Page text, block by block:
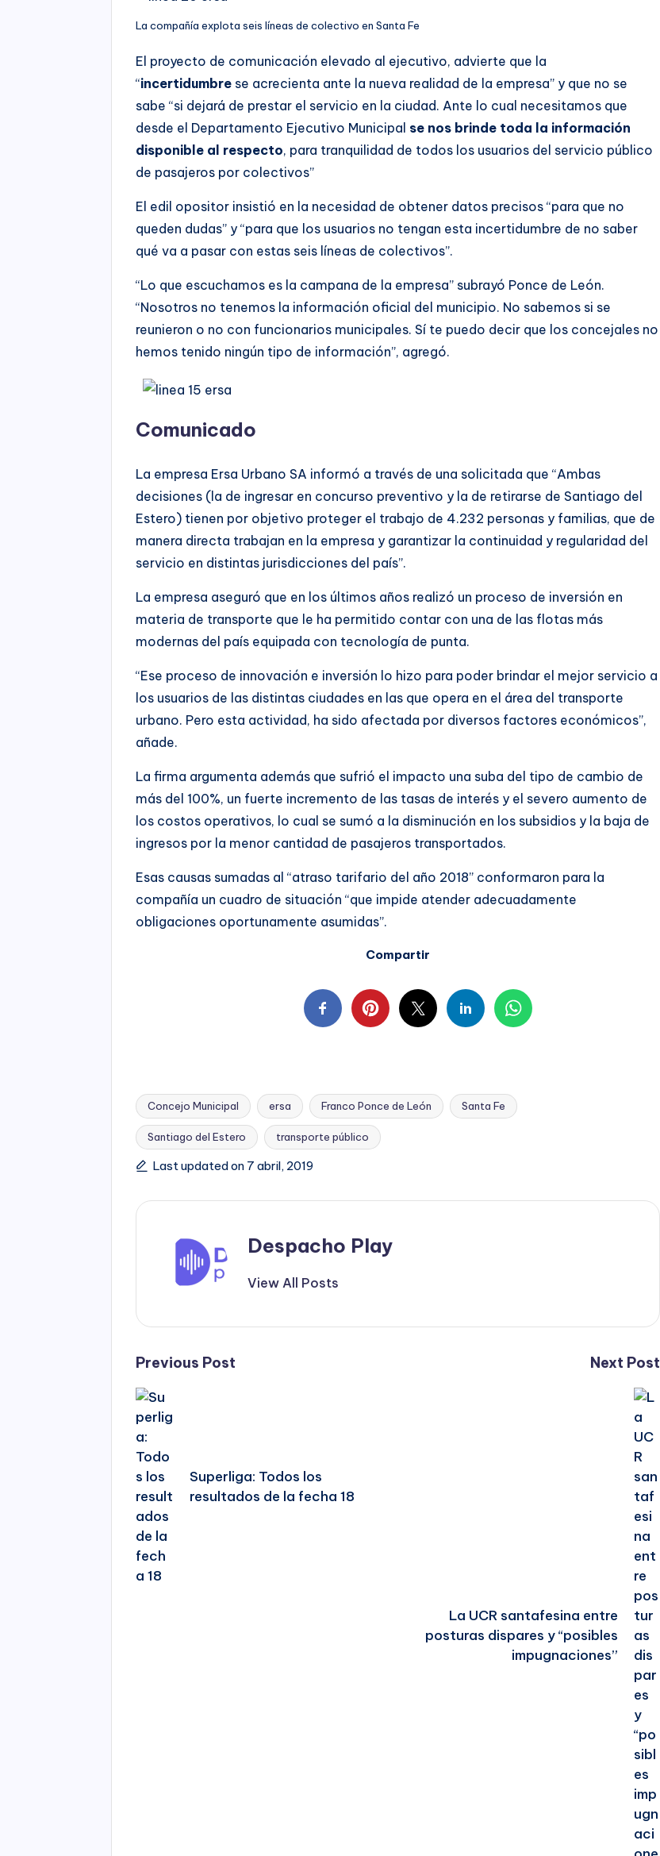
La compañía explota seis líneas de colectivo en Santa Fe
El proyecto de comunicación elevado al ejecutivo, advierte que la
“incertidumbre se acrecienta ante la nueva realidad de la empresa” y que no se
sabe “si dejará de prestar el servicio en la ciudad. Ante lo cual necesitamos que
desde el Departamento Ejecutivo Municipal se nos brinde toda la información
disponible al respecto, para tranquilidad de todos los usuarios del servicio público
de pasajeros por colectivos”
El edil opositor insistió en la necesidad de obtener datos precisos “para que no
queden dudas” y “para que los usuarios no tengan esta incertidumbre de no saber
qué va a pasar con estas seis líneas de colectivos”.
“Lo que escuchamos es la campana de la empresa” subrayó Ponce de León.
“Nosotros no tenemos la información oficial del municipio. No sabemos si se
reunieron o no con funcionarios municipales. Sí te puedo decir que los concejales no
hemos tenido ningún tipo de información”, agregó.
Comunicado
La empresa Ersa Urbano SA informó a través de una solicitada que “Ambas
decisiones (la de ingresar en concurso preventivo y la de retirarse de Santiago del
Estero) tienen por objetivo proteger el trabajo de 4.232 personas y familias, que de
manera directa trabajan en la empresa y garantizar la continuidad y regularidad del
servicio en distintas jurisdicciones del país”.
La empresa aseguró que en los últimos años realizó un proceso de inversión en
materia de transporte que le ha permitido contar con una de las flotas más
modernas del país equipada con tecnología de punta.
“Ese proceso de innovación e inversión lo hizo para poder brindar el mejor servicio a
los usuarios de las distintas ciudades en las que opera en el área del transporte
urbano. Pero esta actividad, ha sido afectada por diversos factores económicos”,
añade.
La firma argumenta además que sufrió el impacto una suba del tipo de cambio de
más del 100%, un fuerte incremento de las tasas de interés y el severo aumento de
los costos operativos, lo cual se sumó a la disminución en los subsidios y la baja de
ingresos por la menor cantidad de pasajeros transportados.
Esas causas sumadas al “atraso tarifario del año 2018” conformaron para la
compañía un cuadro de situación “que impide atender adecuadamente
obligaciones oportunamente asumidas”.
Compartir
Tags:
Concejo Municipal ersa Franco Ponce de León Santa Fe
Santiago del Estero transporte público
Last updated on 7 abril, 2019
Despacho Play
View All Posts
Post
navigation
Previous Post
Superliga: Todos los
resultados de la fecha 18
Next Post
La UCR santafesina entre
posturas dispares y “posibles
impugnaciones”